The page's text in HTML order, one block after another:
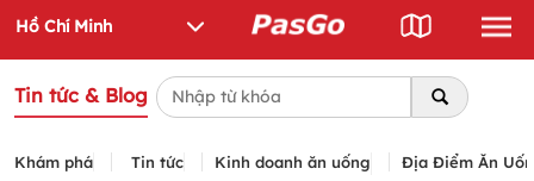
Tin tức & Blog
Khám phá Tin tức Kinh doanh ăn uống Địa Điểm Ăn